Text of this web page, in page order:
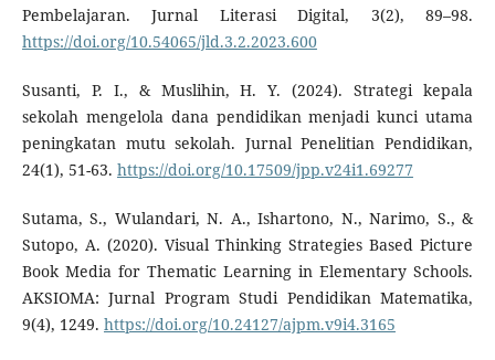
Pembelajaran. Jurnal Literasi Digital, 3(2), 89–98.
https://doi.org/10.54065/jld.3.2.2023.600
Susanti, P. I., & Muslihin, H. Y. (2024). Strategi kepala
sekolah mengelola dana pendidikan menjadi kunci utama
peningkatan mutu sekolah. Jurnal Penelitian Pendidikan,
24(1), 51-63. https://doi.org/10.17509/jpp.v24i1.69277
Sutama, S., Wulandari, N. A., Ishartono, N., Narimo, S., &
Sutopo, A. (2020). Visual Thinking Strategies Based Picture
Book Media for Thematic Learning in Elementary Schools.
AKSIOMA: Jurnal Program Studi Pendidikan Matematika,
9(4), 1249. https://doi.org/10.24127/ajpm.v9i4.3165